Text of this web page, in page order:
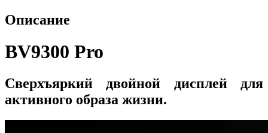
Описание
BV9300 Pro
Сверхъяркий двойной дисплей для
активного образа жизни.